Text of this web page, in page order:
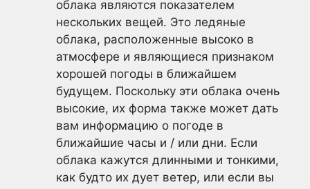
облака являются показателем
нескольких вещей. Это ледяные
облака, расположенные высоко в
атмосфере и являющиеся признаком
хорошей погоды в ближайшем
будущем. Поскольку эти облака очень
высокие, их форма также может дать
вам информацию о погоде в
ближайшие часы и / или дни. Если
облака кажутся длинными и тонкими,
как будто их дует ветер, или если вы